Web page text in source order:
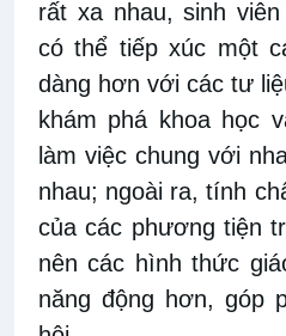
rất xa nhau, sinh
có thể tiếp xúc một
dàng hơn với các tư
khám phá khoa học
làm việc chung với
nhau; ngoài ra, tính
của các phương tiện
nên các hình thức
năng động hơn, góp